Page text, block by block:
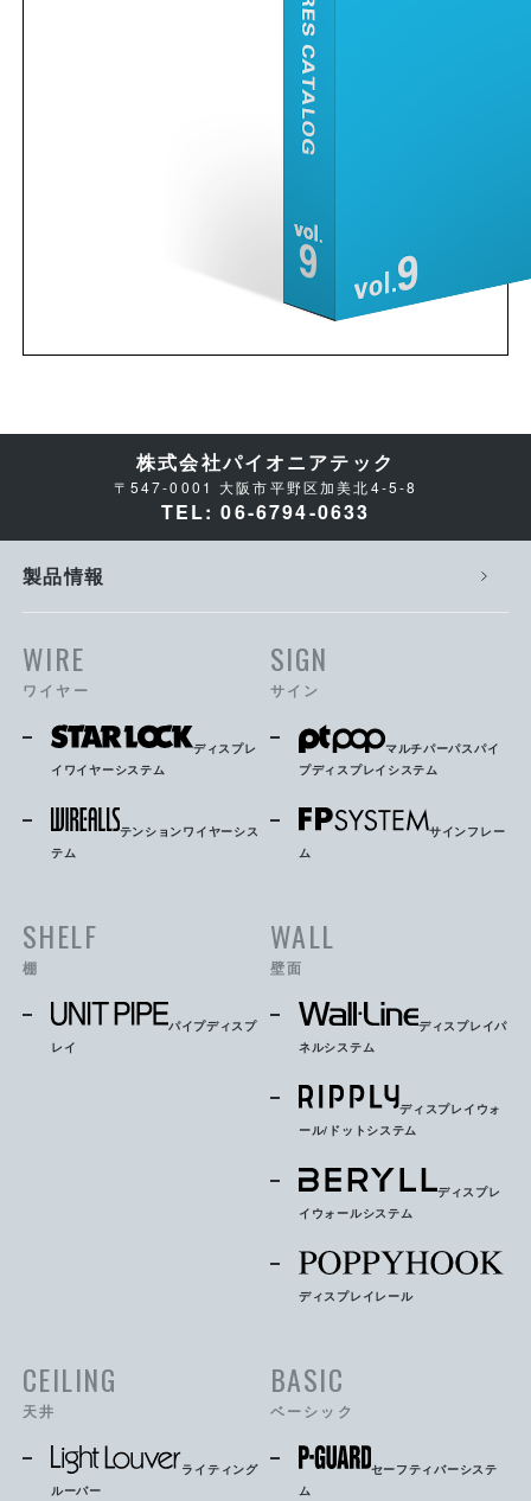
株式会社パイオニアテック
〒547-0001 大阪市平野区加美北4-5-8
TEL: 06-6794-0633
製品情報
WIRE
ワイヤー
ディスプレ
イワイヤーシステム
テンションワイヤーシス
テム
SIGN
サイン
マルチパーパスパイ
プディスプレイシステム
サインフレー
ム
SHELF
棚
パイプディスプ
レイ
WALL
壁面
ディスプレイパ
ネルシステム
ディスプレイウォ
ール/ドットシステム
ディスプレ
イウォールシステム
ディスプレイレール
CEILING
天井
ライティング
ルーバー
BASIC
ベーシック
セーフティバーシステ
ム